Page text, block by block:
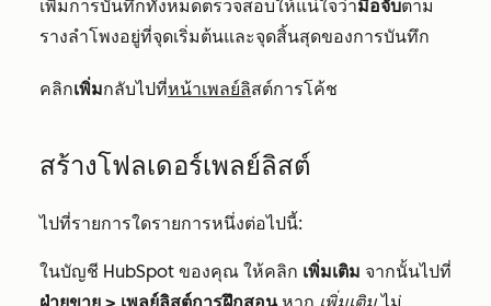
เพิ่มการบันทึกทั้งหมดตรวจสอบให้แน่ใจว่ามือจับตาม
รางลำโพงอยู่ที่จุดเริ่มต้นและจุดสิ้นสุดของการบันทึก
คลิกเพิ่มกลับไปที่หน้าเพลย์ลิสต์การโค้ช
สร้างโฟลเดอร์เพลย์ลิสต์
ไปที่รายการใดรายการหนึ่งต่อไปนี้:
ในบัญชี HubSpot ของคุณ ให้คลิก เพิ่มเติม จากนั้นไปที่